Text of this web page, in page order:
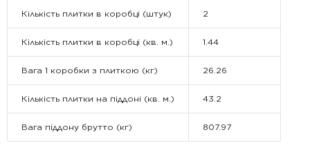
Кількість плитки в коробці (штук) 2
Кількість плитки в коробці (кв. м.) 1.44
Вага 1 коробки з плиткою (кг) 26.26
Кількість плитки на піддоні (кв. м.) 43.2
Вага піддону брутто (кг) 807.97